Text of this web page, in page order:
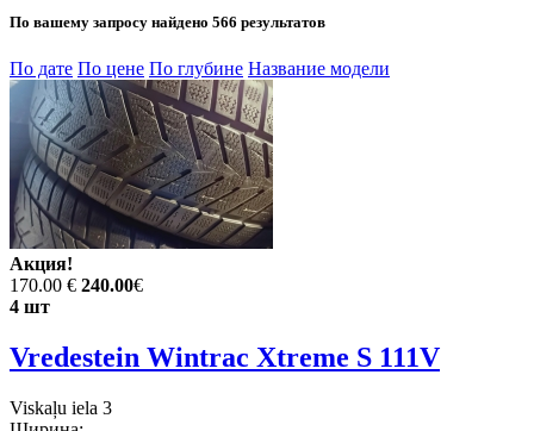
По вашему запросу найдено 566 результатов
По дате По цене По глубине Название модели
Акция!
170.00 € 240.00€
4 шт
Vredestein Wintrac Xtreme S 111V
Viskaļu iela 3